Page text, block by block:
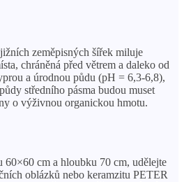
zeměpisných šířek miluje
chráněná před větrem a daleko od
a úrodnou půdu (pH = 6,3-6,8),
středního pásma budou muset
o výživnou organickou hmotu.
60×60 cm a hloubku 70 cm, udělejte
oblázků nebo keramzitu PETER